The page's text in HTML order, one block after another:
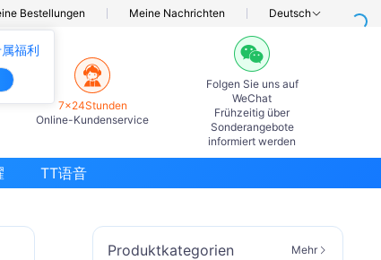
福利
Bestellungen Meine Nachrichten Deutsch
7×24Stunden
Online-Kundenservice
Folgen Sie uns auf
WeChat
Frühzeitig über
Sonderangebote
informiert werden
TT语音
Produktkategorien Mehr